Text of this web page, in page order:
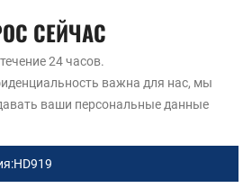
СЕЙЧАС
24 часов.
важна для нас, мы
ваши персональные данные